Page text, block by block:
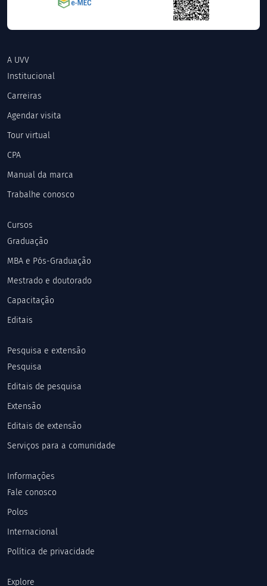
A UVV
Institucional
Carreiras
Agendar visita
Tour virtual
CPA
Manual da marca
Trabalhe conosco
Cursos
Graduação
MBA e Pós-Graduação
Mestrado e doutorado
Capacitação
Editais
Pesquisa e extensão
Pesquisa
Editais de pesquisa
Extensão
Editais de extensão
Serviços para a comunidade
Informações
Fale conosco
Polos
Internacional
Política de privacidade
Explore